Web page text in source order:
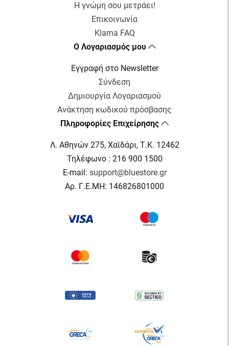
Η γνώμη σου μετράει!
Επικοινωνία
Klarna FAQ
Ο Λογαριασμός μου
Εγγραφή στο Newsletter
Σύνδεση
Δημιουργία Λογαριασμού
Ανάκτηση κωδικού πρόσβασης
Πληροφορίες Επιχείρησης
Λ. Αθηνών 275, Χαϊδάρι, Τ.Κ. 12462
Τηλέφωνο : 216 900 1500
E-mail: support@bluestore.gr
Αρ. Γ.Ε.ΜΗ: 146826801000